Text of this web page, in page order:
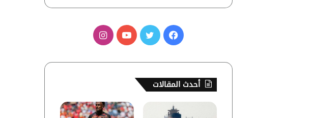
ف
س
ي
ا
أحدث المقالات